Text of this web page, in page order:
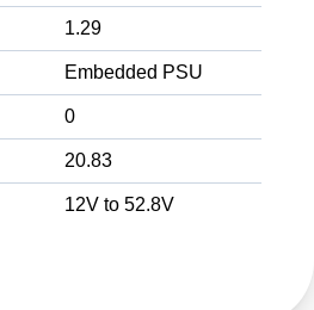
1.29
Embedded PSU
0
20.83
12V to 52.8V